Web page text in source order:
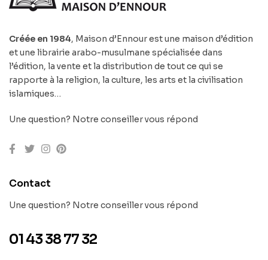
Créée en 1984, Maison d’Ennour est une maison d’édition
et une librairie arabo-musulmane spécialisée dans
l’édition, la vente et la distribution de tout ce qui se
rapporte à la religion, la culture, les arts et la civilisation
islamiques…
Une question? Notre conseiller vous répond
Contact
Une question? Notre conseiller vous répond
01 43 38 77 32